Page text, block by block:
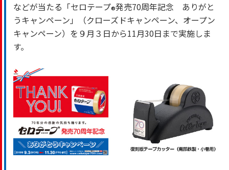
などが当たる「セロテープ®発売70周年記念 ありがと
うキャンペーン」（クローズドキャンペーン、オープン
キャンペーン）を９月３日から11月30日まで実施しま
す。